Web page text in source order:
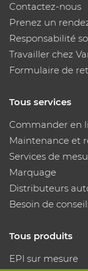
Contactez-nous
Prenez un
Responsabilité
Travailler chez
Formulaire de
Tous services
Commander en
Maintenance et
Services de
Marquage
Distributeurs
Besoin de
Tous produits
EPI sur mesure